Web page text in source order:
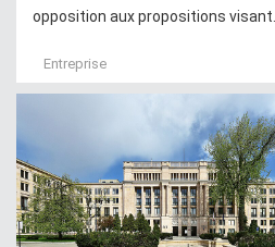
opposition aux propositions visant...
Entreprise